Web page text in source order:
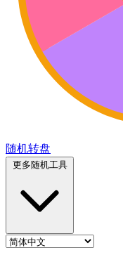
随机转盘
更多随机工具